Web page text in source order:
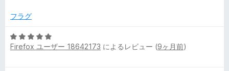
ュ
ー
中
の
評
フラグ
5
段
Firefox ユーザー 18642173 によるレビュー (9ヶ月前)